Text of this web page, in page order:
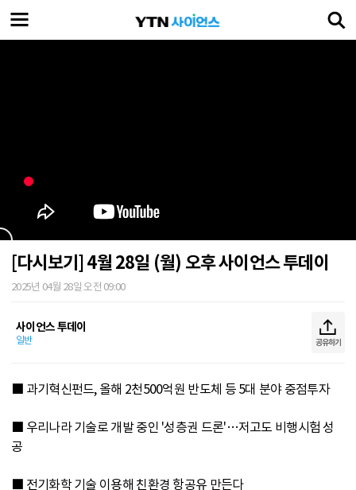
[다시보기] 4월 28일 (월) 오후 사이언스 투데이
2025년 04월 28일 오전 09:00
사이언스 투데이
일반 공유하기
■ 과기혁신펀드, 올해 2천500억원 반도체 등 5대 분야 중점투자
■ 우리나라 기술로 개발 중인 '성층권 드론'…저고도 비행시험 성
공
■ 전기화학 기술 이용해 친환경 항공유 만든다